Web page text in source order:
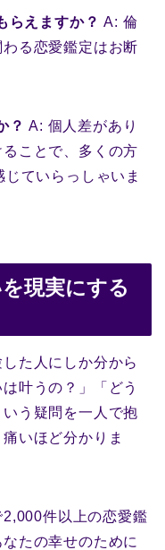
らえますか？ A: 倫
る恋愛鑑定はお断
？ A: 個人差があり
ことで、多くの方
ていらっしゃいま
現実にする
た人にしか分から
叶うの？」「どう
う疑問を一人で抱
いほど分かりま
件以上の恋愛鑑
たの幸せのために